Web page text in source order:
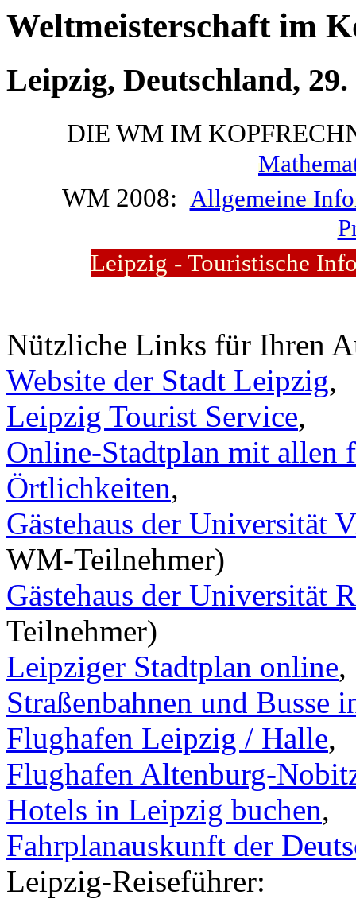
Weltmeisterschaft im
Leipzig, Deutschland,
DIE WM IM
WM 2008: Allgemeine
Leipzig - Touristische
Nützliche Links für Ihren
Website der Stadt Leipzig,
Leipzig Tourist Service,
Online-Stadtplan mit
Örtlichkeiten,
Gästehaus der Universität
WM-Teilnehmer)
Gästehaus der Universität
Teilnehmer)
Leipziger Stadtplan online,
Straßenbahnen und Busse
Flughafen Leipzig / Halle,
Flughafen Altenburg-
Hotels in Leipzig buchen,
Fahrplanauskunft der
Leipzig-Reiseführer: